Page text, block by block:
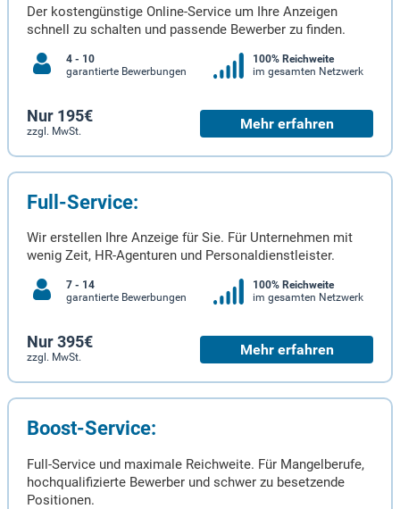
Der kostengünstige Online-Service um Ihre Anzeigen
schnell zu schalten und passende Bewerber zu finden.
4 - 10
garantierte Bewerbungen
100% Reichweite
im gesamten Netzwerk
Nur 195€
zzgl. MwSt. Mehr erfahren
Full-Service:
Wir erstellen Ihre Anzeige für Sie. Für Unternehmen mit
wenig Zeit, HR-Agenturen und Personaldienstleister.
7 - 14
garantierte Bewerbungen
100% Reichweite
im gesamten Netzwerk
Nur 395€
zzgl. MwSt. Mehr erfahren
Boost-Service:
Full-Service und maximale Reichweite. Für Mangelberufe,
hochqualifizierte Bewerber und schwer zu besetzende
Positionen.